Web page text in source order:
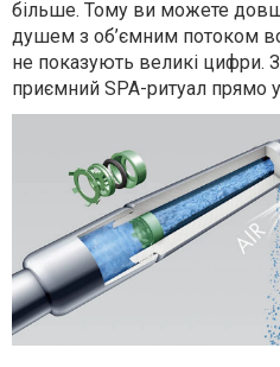
більше. Тому ви можете
душем з об’ємним потоком
не показують великі цифри.
приємний SPA-ритуал прямо